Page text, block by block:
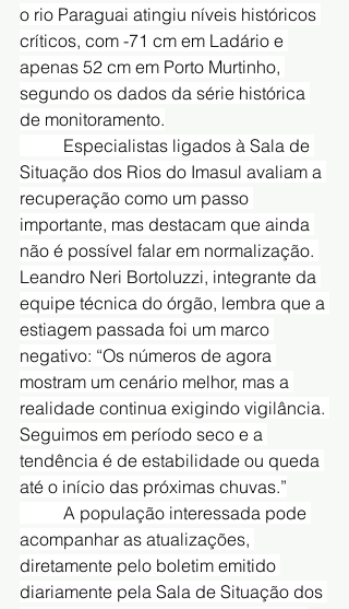
o rio Paraguai atingiu níveis históricos
críticos, com -71 cm em Ladário e
apenas 52 cm em Porto Murtinho,
segundo os dados da série histórica
de monitoramento.
Situação dos Rios do Imasul avaliam a
recuperação como um passo
importante, mas destacam que ainda
não é possível falar em normalização.
Leandro Neri Bortoluzzi, integrante da
equipe técnica do órgão, lembra que a
estiagem passada foi um marco
negativo: “Os números de agora
mostram um cenário melhor, mas a
realidade continua exigindo vigilância.
Seguimos em período seco e a
tendência é de estabilidade ou queda
até o início das próximas chuvas.”
acompanhar as atualizações,
diretamente pelo boletim emitido
diariamente pela Sala de Situação dos